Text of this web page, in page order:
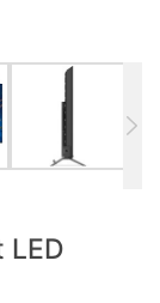
LED